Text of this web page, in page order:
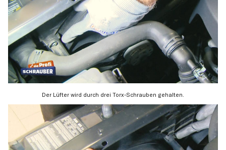
Der Lüfter wird durch drei Torx-Schrauben gehalten.